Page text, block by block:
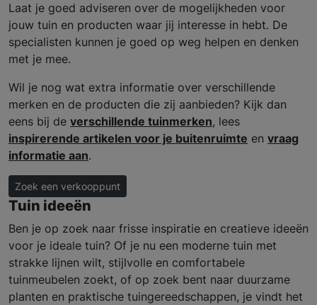
Laat je goed adviseren over de mogelijkheden voor
jouw tuin en producten waar jij interesse in hebt. De
specialisten kunnen je goed op weg helpen en denken
met je mee.
Wil je nog wat extra informatie over verschillende
merken en de producten die zij aanbieden? Kijk dan
eens bij de verschillende tuinmerken, lees
inspirerende artikelen voor je buitenruimte en vraag
informatie aan.
Zoek een verkooppunt
Tuin ideeën
Ben je op zoek naar frisse inspiratie en creatieve ideeën
voor je ideale tuin? Of je nu een moderne tuin met
strakke lijnen wilt, stijlvolle en comfortabele
tuinmeubelen zoekt, of op zoek bent naar duurzame
planten en praktische tuingereedschappen, je vindt het